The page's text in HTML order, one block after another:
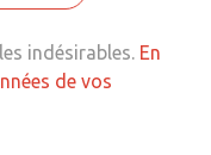
indésirables. En
de vos